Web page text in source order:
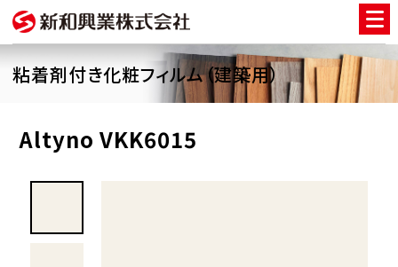
粘着剤付き化粧フィルム（建築用）
Altyno VKK6015